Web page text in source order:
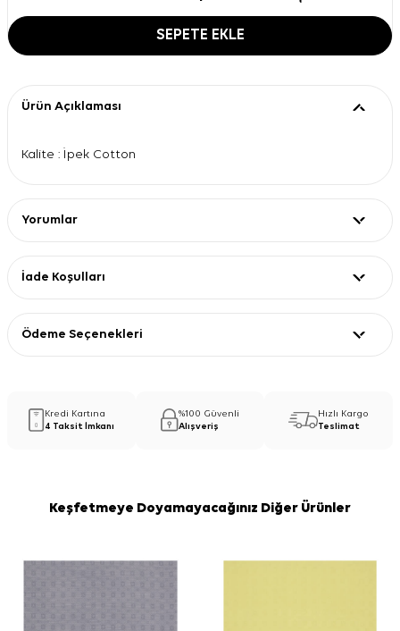
SEPETE EKLE
Ürün Açıklaması
Kalite : İpek Cotton
Yorumlar
İade Koşulları
Ödeme Seçenekleri
Kredi Kartına
4 Taksit İmkanı
%100 Güvenli
Alışveriş
Hızlı Kargo
Teslimat
Keşfetmeye Doyamayacağınız Diğer Ürünler